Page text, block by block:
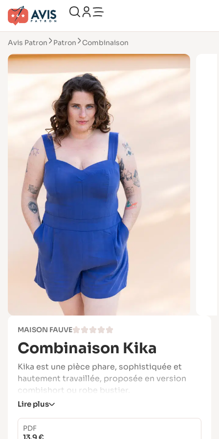
Avis Patron Patron Combinaison
MAISON FAUVE
Combinaison Kika
Kika est une pièce phare, sophistiquée et
hautement travaillée, proposée en version
combishort ou robe bustier.
Son buste reprend les codes de la corseterie
avec de multiples découpes, mais reste très
agréable à porter grâce à son dos élastiqué.
Lire plus
PDF
13.9 €